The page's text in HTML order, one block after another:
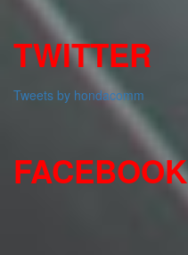
TWITTER
Tweets by hondacomm
FACEBOOK